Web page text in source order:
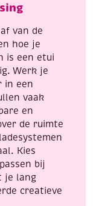
van de
hoe je
is een etui
Werk je
in een
vaak
en
de ruimte
Kies
bij
je lang
creatieve